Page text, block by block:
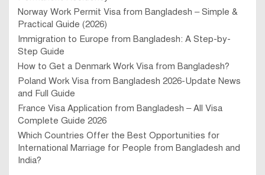
Norway Work Permit Visa from Bangladesh – Simple &
Practical Guide (2026)
Immigration to Europe from Bangladesh: A Step-by-
Step Guide
How to Get a Denmark Work Visa from Bangladesh?
Poland Work Visa from Bangladesh 2026-Update News
and Full Guide
France Visa Application from Bangladesh – All Visa
Complete Guide 2026
Which Countries Offer the Best Opportunities for
International Marriage for People from Bangladesh and
India?